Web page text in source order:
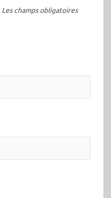
Les champs obligatoires